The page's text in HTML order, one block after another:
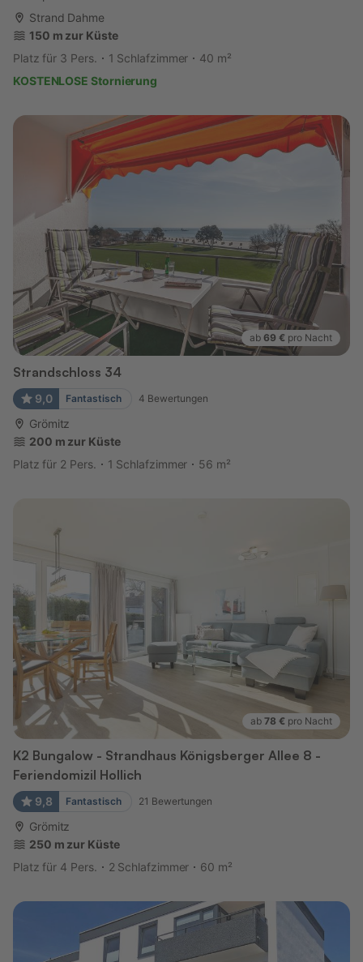
Strand Dahme
150 m zur Küste
Platz für 3 Pers.
1 Schlafzimmer
40 m²
KOSTENLOSE Stornierung
ab 69 € pro Nacht
Strandschloss 34
9,0 Fantastisch 4 Bewertungen
Grömitz
200 m zur Küste
Platz für 2 Pers.
1 Schlafzimmer 56 m²
ab 78 € pro Nacht
K2 Bungalow - Strandhaus Königsberger Allee 8 -
Feriendomizil Hollich
9,8 Fantastisch 21 Bewertungen
Grömitz
250 m zur Küste
Platz für 4 Pers.
2 Schlafzimmer 60 m²